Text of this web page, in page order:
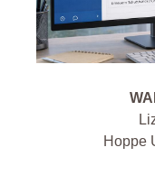
Hoppe